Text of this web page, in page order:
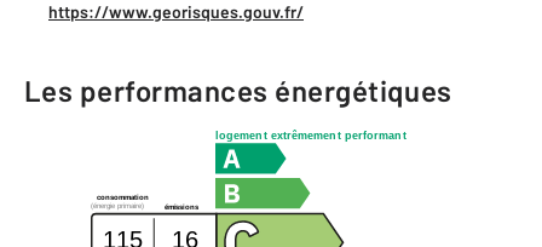
https://www.georisques.gouv.fr/
Les performances énergétiques
logement extrêmement performant
consommation
émissions
(énergie primaire)
115 16